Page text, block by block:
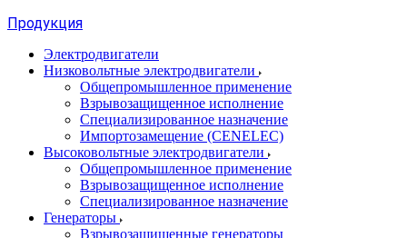
Продукция
Электродвигатели
Низковольтные электродвигатели
Общепромышленное применение
Взрывозащищенное исполнение
Специализированное назначение
Импортозамещение (CENELEC)
Высоковольтные электродвигатели
Общепромышленное применение
Взрывозащищенное исполнение
Специализированное назначение
Генераторы
Взрывозащищенные генераторы